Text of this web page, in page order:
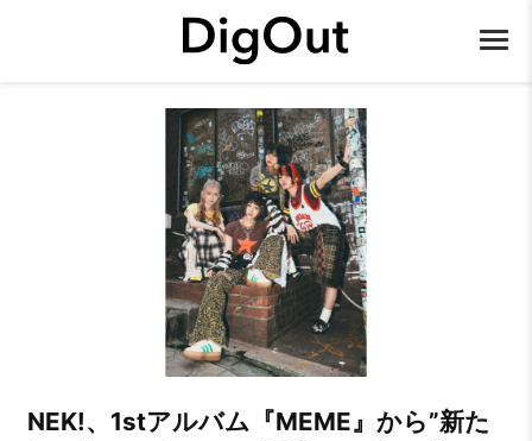
NEK!、1stアルバム『MEME』から”新た